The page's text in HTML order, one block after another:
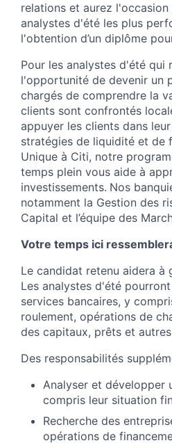
relations et aurez
analystes d'été les plus
l'obtention d’un diplôme
Pour les analystes d'été qui
l'opportunité de devenir un
chargés de comprendre la
clients sont confrontés
appuyer les clients dans
stratégies de liquidité et de
Unique à Citi, notre
temps plein vous aide à
investissements. Nos
notamment la Gestion des
Capital et l’équipe des
Votre temps ici
Le candidat retenu aidera à
Les analystes d'été
services bancaires, y
roulement, opérations de
des capitaux, prêts et
Des responsabilités
Analyser et développer
compris leur situation
Recherche des
opérations de